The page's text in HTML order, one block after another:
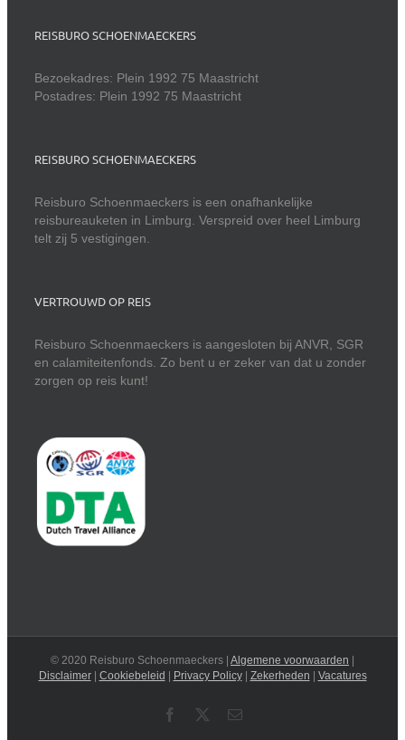
REISBURO SCHOENMAECKERS
Bezoekadres: Plein 1992 75 Maastricht
Postadres: Plein 1992 75 Maastricht
REISBURO SCHOENMAECKERS
Reisburo Schoenmaeckers is een onafhankelijke
reisbureauketen in Limburg. Verspreid over heel Limburg
telt zij 5 vestigingen.
VERTROUWD OP REIS
Reisburo Schoenmaeckers is aangesloten bij ANVR, SGR
en calamiteitenfonds. Zo bent u er zeker van dat u zonder
zorgen op reis kunt!
© 2020 Reisburo Schoenmaeckers | Algemene voorwaarden
Disclaimer| Cookiebeleid Privacy Policy| Zekerheden Vacatures
Facebook Email